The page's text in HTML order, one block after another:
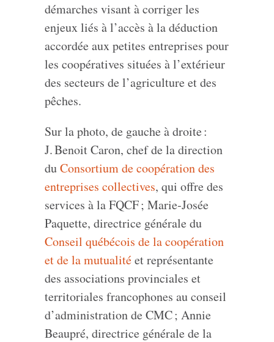
démarches visant à corriger les
enjeux liés à l’accès à la déduction
accordée aux petites entreprises pour
les coopératives situées à l’extérieur
des secteurs de l’agriculture et des
pêches.
Sur la photo, de gauche à droite :
J. Benoit Caron, chef de la direction
duConsortium de coopération des
entreprises collectives, qui offre des
services à la FQCF ; Marie‑Josée
Paquette, directrice générale du
Conseil québécois de la coopération
et de la mutualitéet représentante
des associations provinciales et
territoriales francophones au conseil
d’administration de CMC ; Annie
Beaupré, directrice générale de la